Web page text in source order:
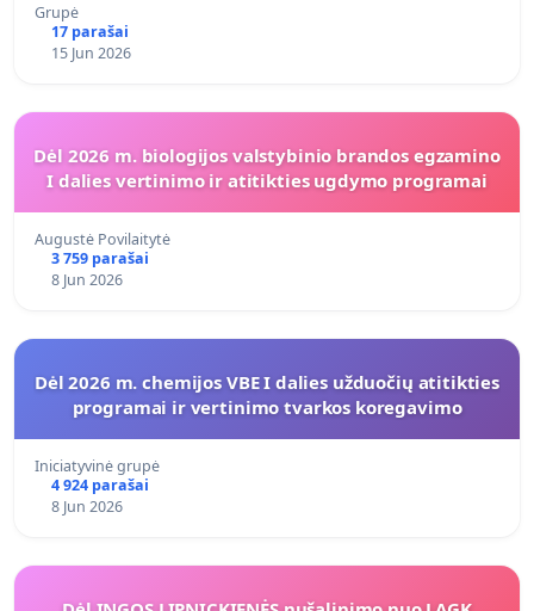
Grupė
17 parašai
15 Jun 2026
Dėl 2026 m. biologijos valstybinio brandos egzamino
I dalies vertinimo ir atitikties ugdymo programai
Augustė Povilaitytė
3 759 parašai
8 Jun 2026
Dėl 2026 m. chemijos VBE I dalies užduočių atitikties
programai ir vertinimo tvarkos koregavimo
Iniciatyvinė grupė
4 924 parašai
8 Jun 2026